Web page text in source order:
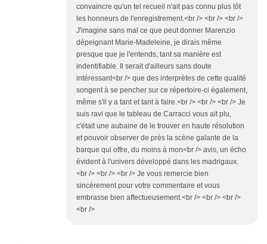
convaincre qu'un tel recueil n'ait pas connu plus tôt
les honneurs de l'enregistrement.<br /> <br /> <br />
J'imagine sans mal ce que peut donner Marenzio
dépeignant Marie-Madeleine, je dirais même
presque que je l'entends, tant sa manière est
indentifiable. Il serait d'ailleurs sans doute
intéressant<br /> que des interprètes de cette qualité
songent à se pencher sur ce répertoire-ci également,
même s'il y a tant et tant à faire.<br /> <br /> <br /> Je
suis ravi que le tableau de Carracci vous ait plu,
c'était une aubaine de le trouver en haute résolution
et pouvoir observer de près la scène galante de la
barque qui offre, du moins à mon<br /> avis, un écho
évident à l'univers développé dans les madrigaux.
<br /> <br /> <br /> Je vous remercie bien
sincèrement pour votre commentaire et vous
embrasse bien affectueusement.<br /> <br /> <br />
<br />